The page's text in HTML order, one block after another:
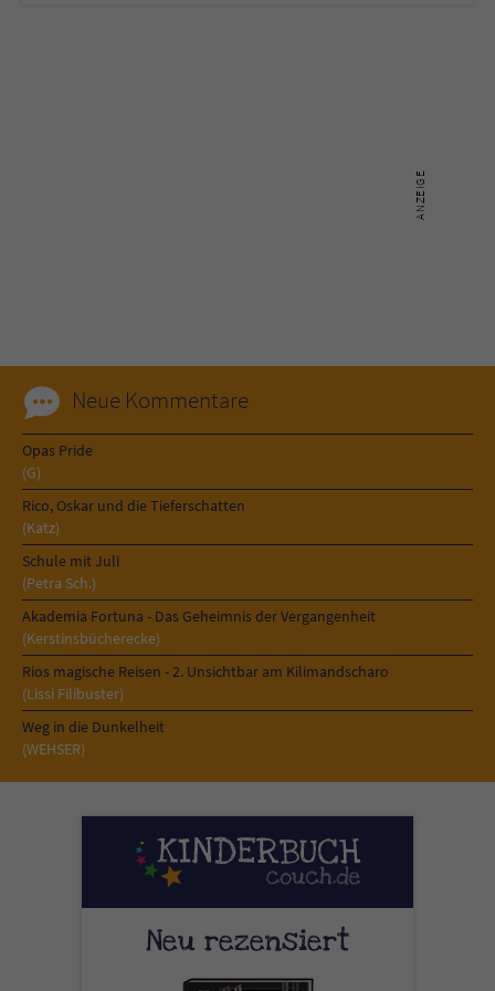
Neue Kommentare
Opas Pride
(G)
Rico, Oskar und die Tieferschatten
(Katz)
Schule mit Juli
(Petra Sch.)
Akademia Fortuna - Das Geheimnis der Vergangenheit
(Kerstinsbücherecke)
Rios magische Reisen - 2. Unsichtbar am Kilimandscharo
(Lissi Filibuster)
Weg in die Dunkelheit
(WEHSER)
Neu rezensiert
Cookie für Kommentare einzelner Buchtitel
Sicherheitscode des Kontaktformulars zu